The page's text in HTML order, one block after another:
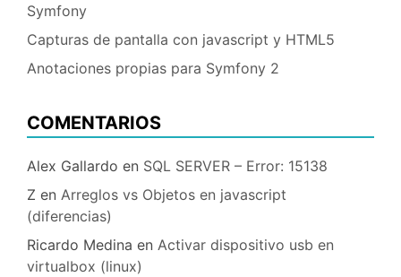
Symfony
Capturas de pantalla con javascript y HTML5
Anotaciones propias para Symfony 2
COMENTARIOS
Alex Gallardo en SQL SERVER – Error: 15138
Z en Arreglos vs Objetos en javascript
(diferencias)
Ricardo Medina en Activar dispositivo usb en
virtualbox (linux)